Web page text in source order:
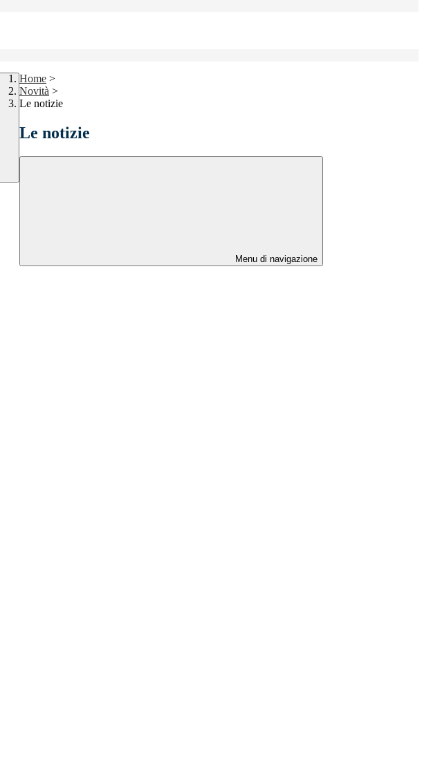
Home >
Novità >
Le notizie
Le notizie
Menu di navigazione